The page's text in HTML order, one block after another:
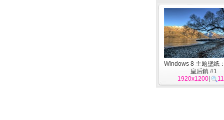
Windows 8 主題壁紙
皇后鎮 #1
1920x1200